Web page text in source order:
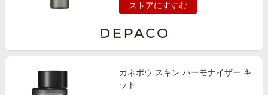
ストアにすすむ
カネボウ スキン ハーモナイザー キ
ット